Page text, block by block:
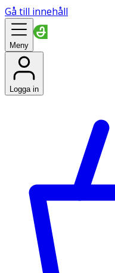
Gå till innehåll
Meny
Logga in